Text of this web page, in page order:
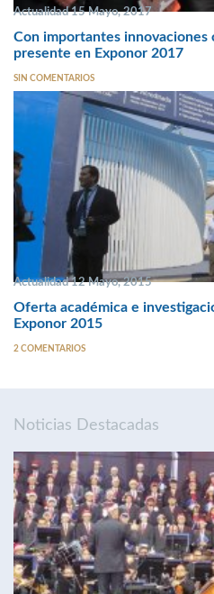
Actualidad 15 Mayo, 2017
Con importantes innovaciones
presente en Exponor 2017
SIN COMENTARIOS
Actualidad 12 Mayo, 2015
Oferta académica e
Exponor 2015
2 COMENTARIOS
Noticias Destacadas